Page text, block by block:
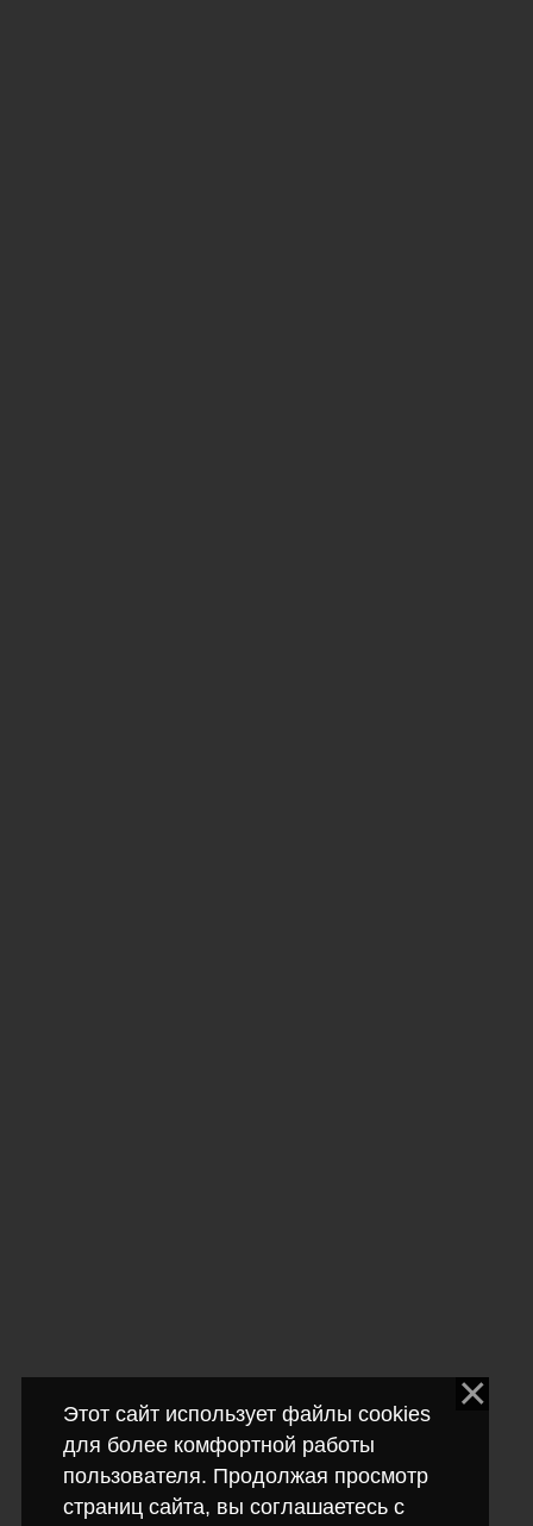
Этот сайт использует файлы cookies
для более комфортной работы
пользователя. Продолжая просмотр
страниц сайта, вы соглашаетесь с